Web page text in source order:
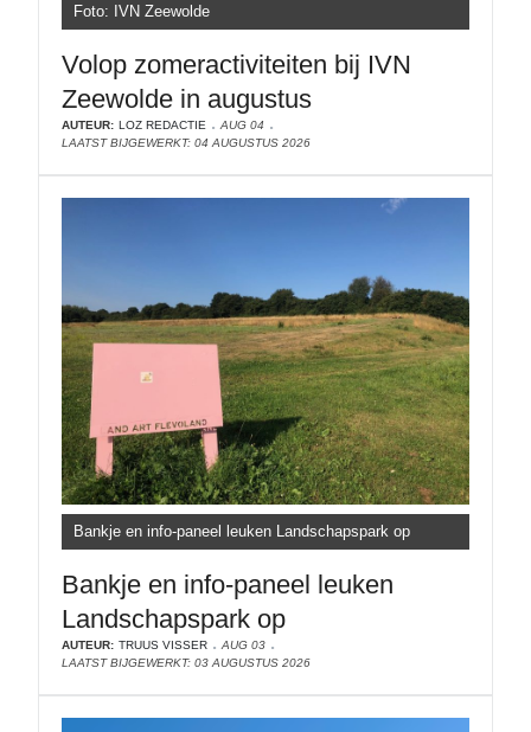
Foto: IVN Zeewolde
Volop zomeractiviteiten bij IVN
Zeewolde in augustus
AUTEUR: LOZ REDACTIE
AUG 04
LAATST BIJGEWERKT: 04 AUGUSTUS 2026
Bankje en info-paneel leuken Landschapspark op
Bankje en info-paneel leuken
Landschapspark op
AUTEUR: TRUUS VISSER
AUG 03
LAATST BIJGEWERKT: 03 AUGUSTUS 2026